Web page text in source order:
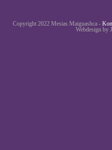
Copyright 2022 Mesias Maiguashca -
Webdesign by